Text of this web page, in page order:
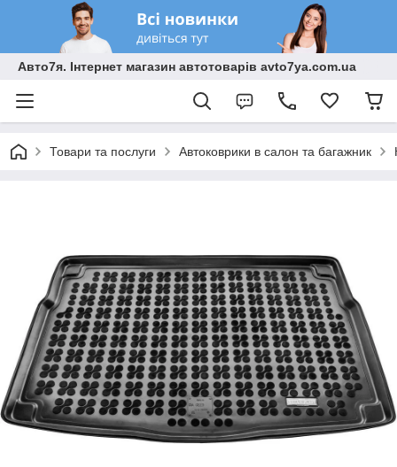
Авто7я. Інтернет магазин автотоварів avto7ya.com.ua
Товари та послуги Автоковрики в салон та багажник